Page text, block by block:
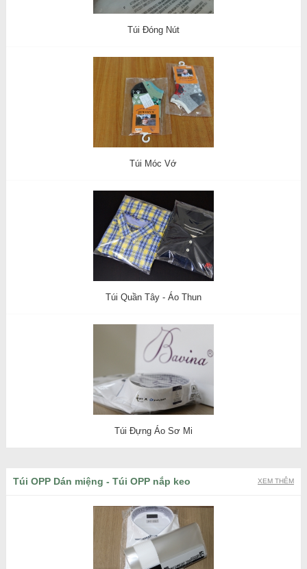
Túi Đóng Nút
Túi Móc Vớ
Túi Quần Tây - Áo Thun
Túi Đựng Áo Sơ Mi
Túi OPP Dán miệng - Túi OPP nắp keo XEM THÊM